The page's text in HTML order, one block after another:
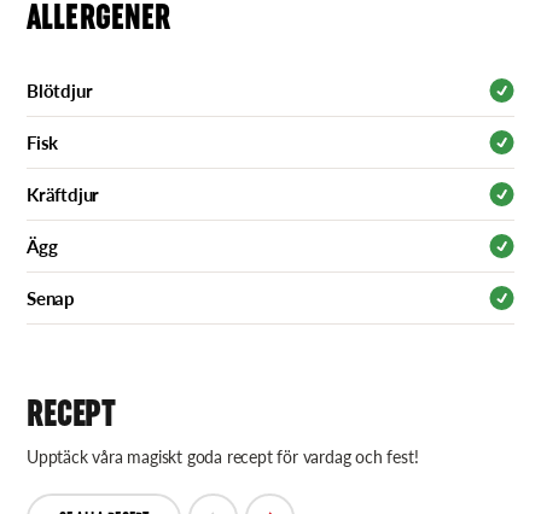
ALLERGENER
Blötdjur
Fisk
Kräftdjur
Ägg
Senap
RECEPT
Upptäck våra magiskt goda recept för vardag och fest!